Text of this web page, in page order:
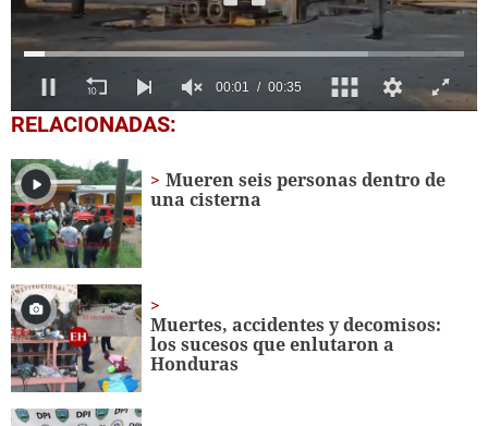
0
seconds
35
seconds
RELACIONADAS:
Mueren seis personas dentro de
una cisterna
Muertes, accidentes y decomisos:
los sucesos que enlutaron a
Honduras